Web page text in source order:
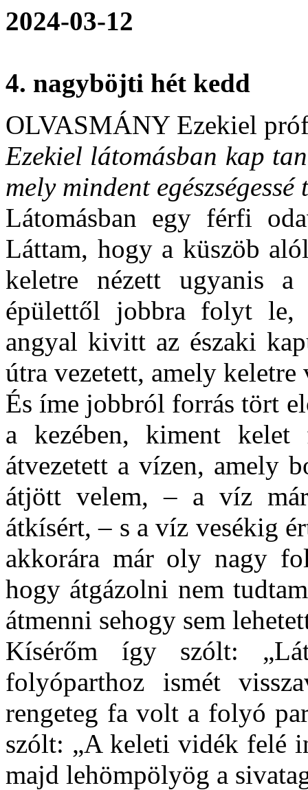
2024-03-12
4. nagyböjti hét kedd
OLVASMÁNY Ezekiel
Ezekiel látomásban kap
mely mindent egészségessé
Látomásban egy férfi
Láttam, hogy a küszöb
keletre nézett ugyanis
épülettől jobbra folyt
angyal kivitt az északi
útra vezetett, amely keletre
És íme jobbról forrás tört
a kezében, kiment
átvezetett a vízen, amely
átjött velem, – a víz
átkísért, – s a víz vesékig
akkorára már oly nagy
hogy átgázolni nem
átmenni sehogy sem
Kísérőm így szólt:
folyóparthoz ismét
rengeteg fa volt a folyó
szólt: „A keleti vidék felé
majd lehömpölyög a